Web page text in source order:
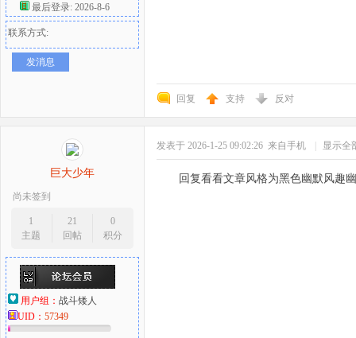
最后登录: 2026-8-6
联系方式:
发消息
回复 支持 反对
巨大少年
尚未签到
1
主题
21
回帖
0
积分
用户组： 战斗矮人
UID： 57349
发表于 2026-1-25 09:02:26 来自手机 显示全
回复看看文章风格为黑色幽默风趣